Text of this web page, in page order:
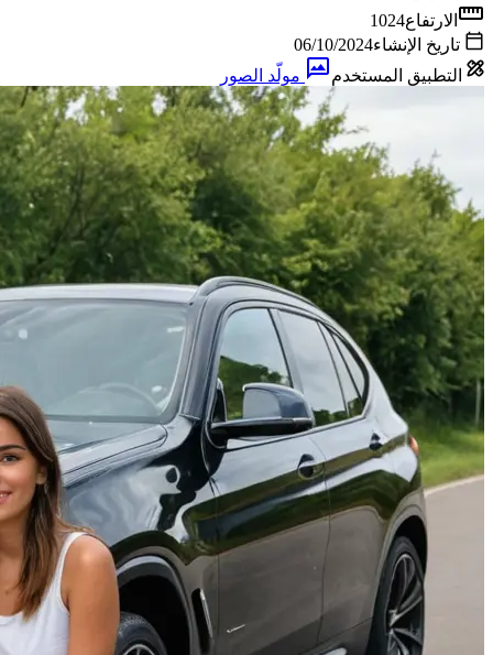
الارتفاع1024
تاريخ الإنشاء06/10/2024
التطبيق المستخدم
مولّد الصور